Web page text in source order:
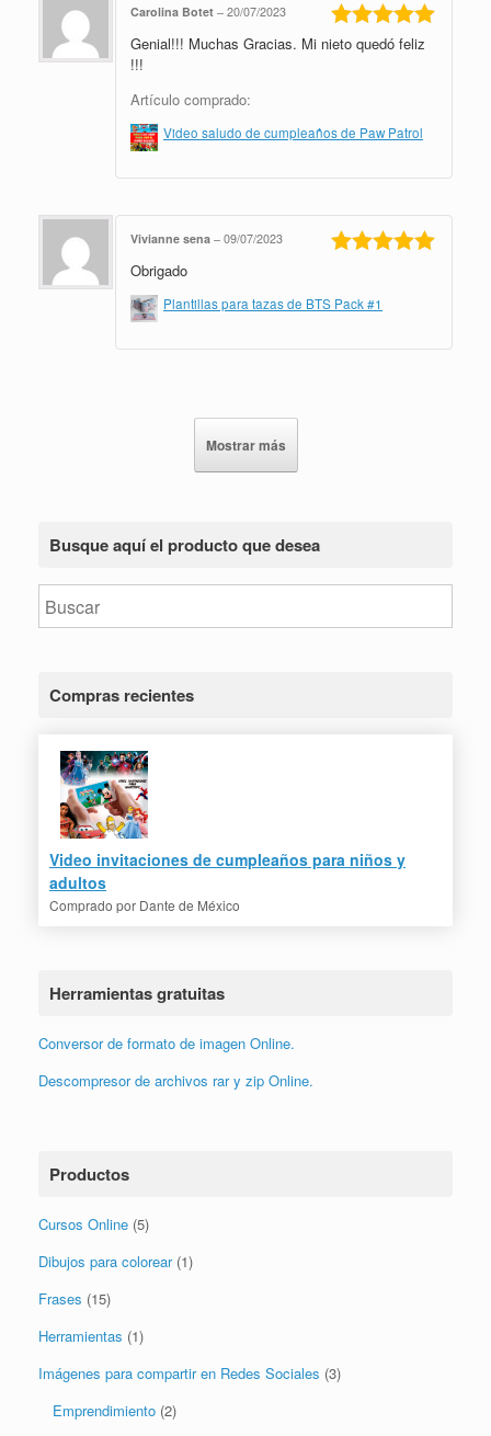
Valorado en
Carolina Botet – 20/07/2023
Genial!!! Muchas Gracias. Mi nieto quedó feliz
!!!
Artículo comprado:
Video saludo de cumpleaños de Paw Patrol
Vivianne sena – 09/07/2023
Obrigado
Plantillas para tazas de BTS Pack #1
Mostrar más
Busque aquí el producto que desea
Compras recientes
Video invitaciones de cumpleaños para niños y
adultos
Comprado por Dante de México
Herramientas gratuitas
Conversor de formato de imagen Online.
Descompresor de archivos rar y zip Online.
Productos
Cursos Online (5)
Dibujos para colorear (1)
Frases (15)
Herramientas (1)
Imágenes para compartir en Redes Sociales (3)
Emprendimiento (2)